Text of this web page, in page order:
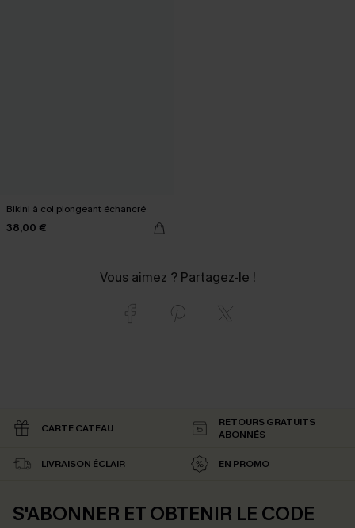
Bikini à col plongeant échancré
38,00 €
Vous aimez ? Partagez-le !
CARTE CATEAU
RETOURS GRATUITS
ABONNÉS
LIVRAISON ÉCLAIR EN PROMO
S'ABONNER ET OBTENIR LE CODE